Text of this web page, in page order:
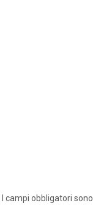
I campi obbligatori sono